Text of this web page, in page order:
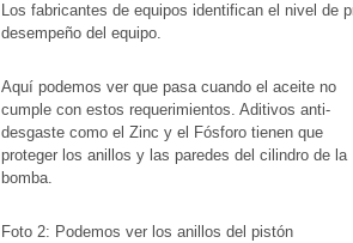
Los fabricantes de equipos identifican el nivel de
desempeño del equipo.
Aquí podemos ver que pasa cuando el aceite no
cumple con estos requerimientos. Aditivos anti-
desgaste como el Zinc y el Fósforo tienen que
proteger los anillos y las paredes del cilindro de la
bomba.
Foto 2: Podemos ver los anillos del pistón